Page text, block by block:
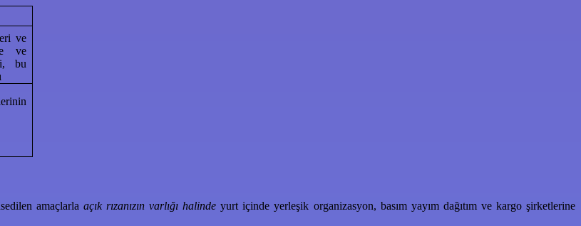
ve
ve
bu
amaçlarla açık rızanızın varlığı halinde yurt içinde yerleşik organizasyon, basım yayım dağıtım ve kargo şirketlerine